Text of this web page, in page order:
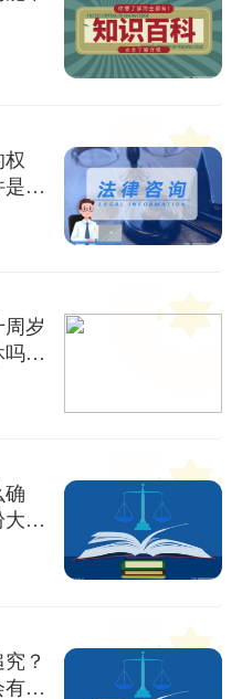
什
岁
？
确
多
？
什